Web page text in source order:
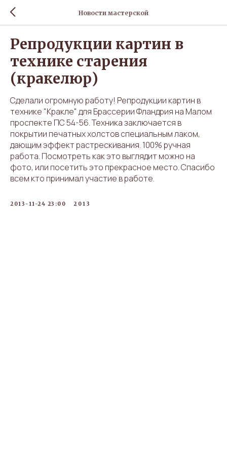
Новости мастерской
Репродукции картин в
технике старения
(кракелюр)
Сделали огромную работу! Репродукции картин в
технике "Кракле" для Брассерии Фландрия на Малом
проспекте ПС 54-56. Техника заключается в
покрытии печатных холстов специальным лаком,
дающим эффект растрескивания. 100% ручная
работа. Посмотреть как это выглядит можно на
фото, или посетить это прекрасное место. Спасибо
всем кто принимал участие в работе.
2013-11-24 23:00 2013